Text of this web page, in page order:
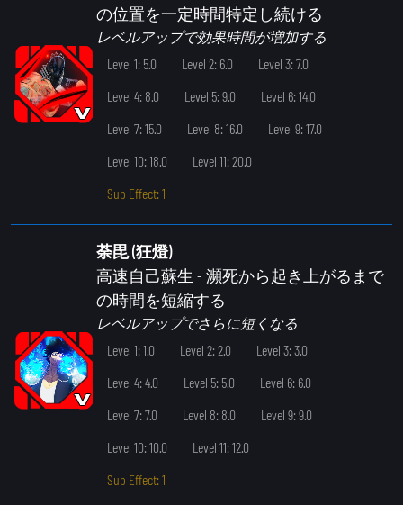
の位置を一定時間特定し続ける
レベルアップで効果時間が増加する
Level 1: 5.0
Level 2: 6.0
Level 3: 7.0
Level 4: 8.0
Level 5: 9.0
Level 6: 14.0
Level 7: 15.0
Level 8: 16.0
Level 9: 17.0
Level 10: 18.0
Level 11: 20.0
Sub Effect: 1
荼毘 (狂燈)
高速自己蘇生 - 瀕死から起き上がるまで
の時間を短縮する
レベルアップでさらに短くなる
Level 1: 1.0
Level 2: 2.0
Level 3: 3.0
Level 4: 4.0
Level 5: 5.0
Level 6: 6.0
Level 7: 7.0
Level 8: 8.0
Level 9: 9.0
Level 10: 10.0
Level 11: 12.0
Sub Effect: 1